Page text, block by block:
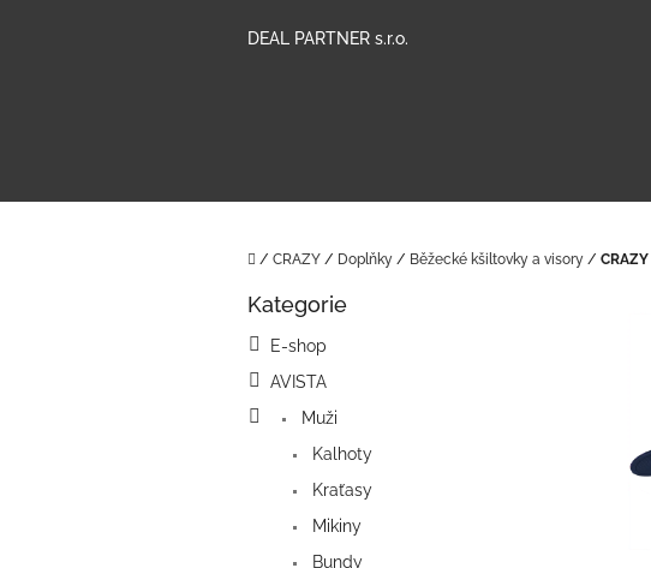
DEAL PARTNER s.r.o.
Domů
/ CRAZY / Doplňky / Běžecké kšiltovky a visory /
Přeskočit
Kategorie
E-shop
AVISTA
Muži
Kalhoty
Kraťasy
Mikiny
Bundy